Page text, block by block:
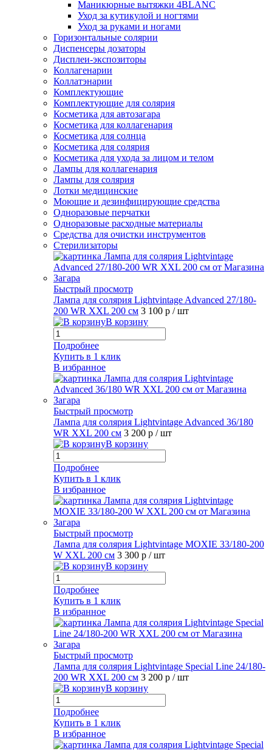
Маникюрные вытяжки 4BLANC
Уход за кутикулой и ногтями
Уход за руками и ногами
Горизонтальные солярии
Диспенсеры дозаторы
Дисплеи-экспозиторы
Коллагенарии
Коллатэнарии
Комплектующие
Комплектующие для солярия
Косметика для автозагара
Косметика для коллагенария
Косметика для солнца
Косметика для солярия
Косметика для ухода за лицом и телом
Лампы для коллагенария
Лампы для солярия
Лотки медицинские
Моющие и дезинфицирующие средства
Одноразовые перчатки
Одноразовые расходные материалы
Средства для очистки инструментов
Стерилизаторы
Быстрый просмотр
Лампа для солярия Lightvintage Advanced 27/180-
200 WR XXL 200 см 3 100 р / шт
В корзину
Подробнее
Купить в 1 клик
В избранное
Быстрый просмотр
Лампа для солярия Lightvintage Advanced 36/180
WR XXL 200 см 3 200 р / шт
В корзину
Подробнее
Купить в 1 клик
В избранное
Быстрый просмотр
Лампа для солярия Lightvintage MOXIE 33/180-200
W XXL 200 см 3 300 р / шт
В корзину
Подробнее
Купить в 1 клик
В избранное
Быстрый просмотр
Лампа для солярия Lightvintage Special Line 24/180-
200 WR XXL 200 см 3 200 р / шт
В корзину
Подробнее
Купить в 1 клик
В избранное